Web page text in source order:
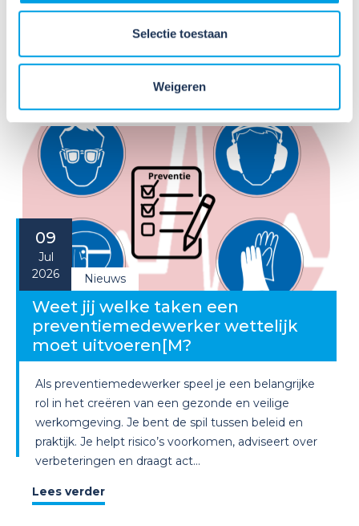
Selectie toestaan
Weigeren
werken. Dat is een belangrijke eerste stap, maar
daarmee voldoe je nog niet aan de verplichtingen
u...
09
Jul
2026
Nieuws
Weet jij welke taken een
preventiemedewerker wettelijk
moet uitvoeren[M?
Als preventiemedewerker speel je een belangrijke
rol in het creëren van een gezonde en veilige
werkomgeving. Je bent de spil tussen beleid en
praktijk. Je helpt risico’s voorkomen, adviseert over
verbeteringen en draagt act...
Lees verder